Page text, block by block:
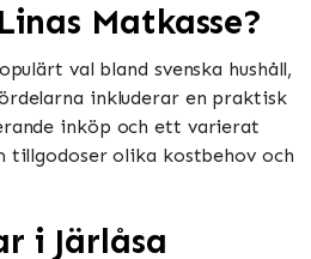
Matkasse?
val bland svenska hushåll,
inkluderar en praktisk
inköp och ett varierat
tillgodoser olika kostbehov och
i Järlåsa